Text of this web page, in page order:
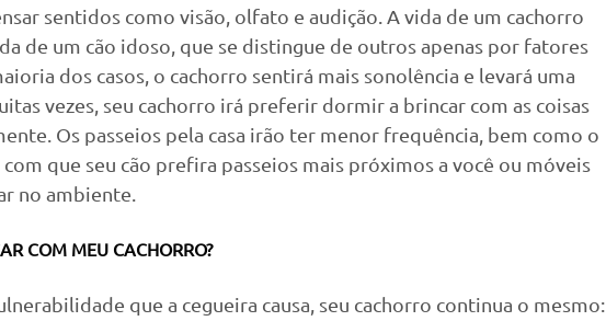
sentidos como visão, olfato e audição. A vida de um cachorro
de um cão idoso, que se distingue de outros apenas por fatores
dos casos, o cachorro sentirá mais sonolência e levará uma
vezes, seu cachorro irá preferir dormir a brincar com as coisas
Os passeios pela casa irão ter menor frequência, bem como o
que seu cão prefira passeios mais próximos a você ou móveis
no ambiente.
COM MEU CACHORRO?
que a cegueira causa, seu cachorro continua o mesmo: